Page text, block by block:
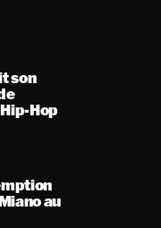
son
Hop
au